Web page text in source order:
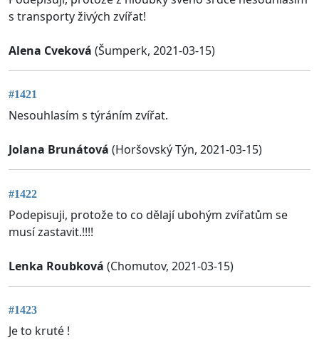
s transporty živých zvířat!
Alena Cveková (Šumperk, 2021-03-15)
#1421
Nesouhlasím s týráním zvířat.
Jolana Brunátová (Horšovský Týn, 2021-03-15)
#1422
Podepisuji, protože to co dělají ubohým zvířatům se
musí zastavit.!!!!
Lenka Roubková (Chomutov, 2021-03-15)
#1423
Je to kruté !